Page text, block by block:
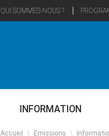
QUI SOMMES-NOUS ?
INFORMATION
Accueil \ Emissions \